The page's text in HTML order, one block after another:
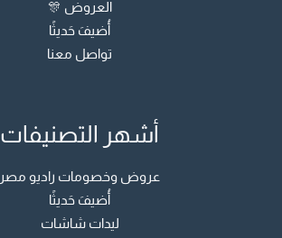
العروض 🎊
أُضيفَ حَديثًا
تواصل معنا
أشهر التصنيفات
عروض وخصومات راديو مصر
أُضيفَ حَديثًا
ليدات شاشات